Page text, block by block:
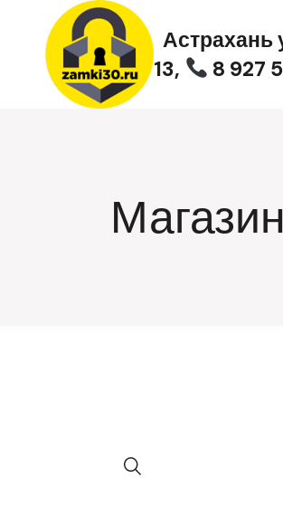
содержимому
13,
8 927